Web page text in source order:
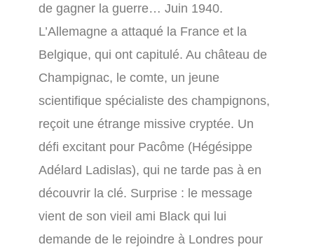
de gagner la guerre… Juin 1940.
L’Allemagne a attaqué la France et la
Belgique, qui ont capitulé. Au château de
Champignac, le comte, un jeune
scientifique spécialiste des champignons,
reçoit une étrange missive cryptée. Un
défi excitant pour Pacôme (Hégésippe
Adélard Ladislas), qui ne tarde pas à en
découvrir la clé. Surprise : le message
vient de son vieil ami Black qui lui
demande de le rejoindre à Londres pour